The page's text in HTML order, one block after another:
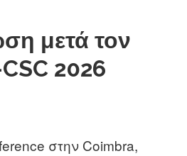
μετά τον
2026
στην Coimbra,